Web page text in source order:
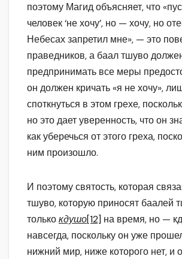
поэтому Магид объясняет, что
человек ‘не хочу’, но — хочу, но
Небесах запретил мне», — это
праведников, а баал тшуво
предпринимать все меры
он должен кричать «я не хочу»,
споткнуться в этом грехе,
но это дает уверенность, что он
как уберечься от этого греха,
ним произошло.
И поэтому святость, которая
тшуво, которую приносят баалей
толькокдушо[12] на время, но —
навсегда, поскольку он уже
нижний мир, ниже которого нет, и